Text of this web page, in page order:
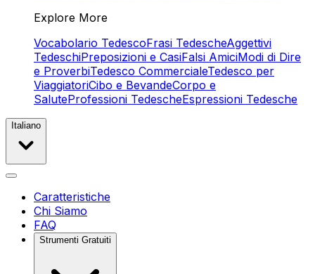
Explore More
Vocabolario TedescoFrasi TedescheAggettivi
TedeschiPreposizioni e CasiFalsi AmiciModi di Dire
e ProverbiTedesco CommercialeTedesco per
ViaggiatoriCibo e BevandeCorpo e
SaluteProfessioni TedescheEspressioni Tedesche
Italiano
Caratteristiche
Chi Siamo
FAQ
Strumenti Gratuiti